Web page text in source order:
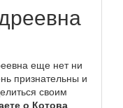
еще нет ни
признательны и
своим
о Котова